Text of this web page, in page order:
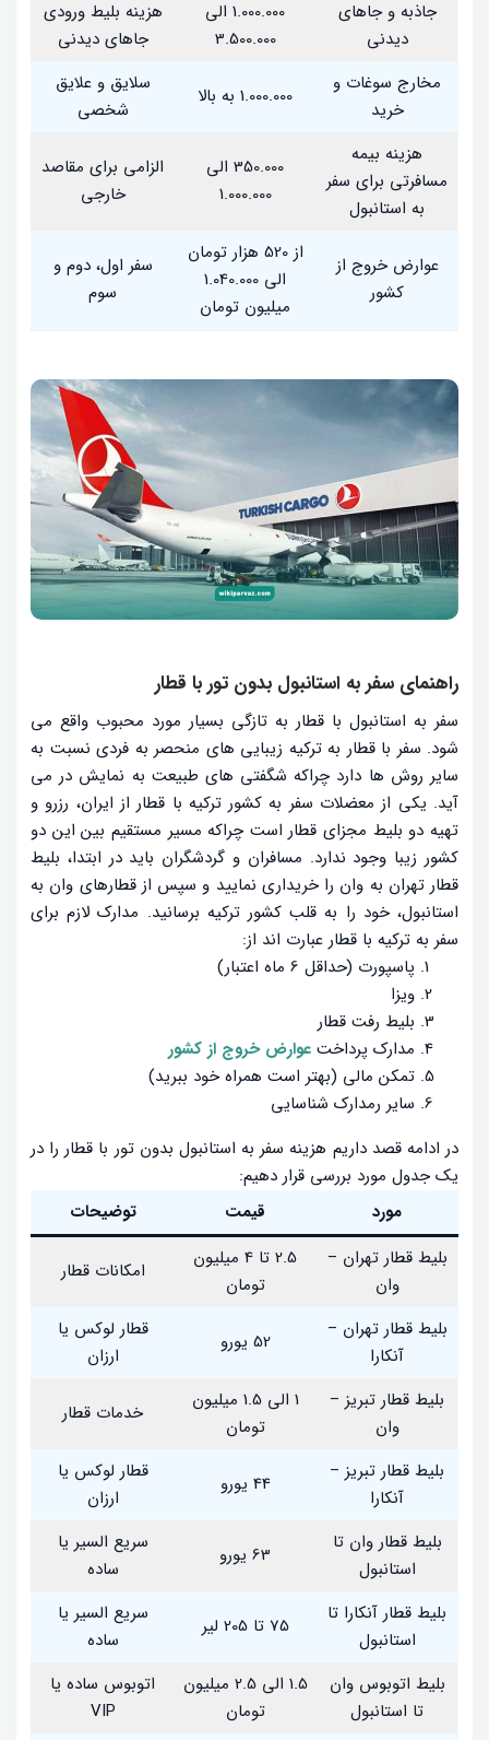
جاذبه و جاهای
دیدنی
1.000.000 الی
3.500.000
هزینه بلیط ورودی
جاهای دیدنی
مخارج سوغات و
خرید
1.000.000 به بالا
سلایق و علایق
شخصی
هزینه بیمه
مسافرتی برای سفر
به استانبول
350.000 الی
1.000.000
الزامی برای مقاصد
خارجی
عوارض خروج از
کشور
از 520 هزار تومان
الی 1.040.000
میلیون تومان
سفر اول، دوم و
سوم
راهنمای سفر به استانبول بدون تور با قطار
سفر به استانبول با قطار به تازگی بسیار مورد محبوب واقع می
شود. سفر با قطار به ترکیه زیبایی های منحصر به فردی نسبت به
سایر روش ها دارد چراکه شگفتی های طبیعت به نمایش در می
آید. یکی از معضلات سفر به کشور ترکیه با قطار از ایران، رزرو و
تهیه دو بلیط مجزای قطار است چراکه مسیر مستقیم بین این دو
کشور زیبا وجود ندارد. مسافران و گردشگران باید در ابتدا، بلیط
قطار تهران به وان را خریداری نمایید و سپس از قطارهای وان به
استانبول، خود را به قلب کشور ترکیه برسانید. مدارک لازم برای
سفر به ترکیه با قطار عبارت اند از:
پاسپورت (حداقل 6 ماه اعتبار)
ویزا
بلیط رفت قطار
مدارک پرداخت عوارض خروج از کشور
تمکن مالی (بهتر است همراه خود ببرید)
سایر رمدارک شناسایی
در ادامه قصد داریم هزینه سفر به استانبول بدون تور با قطار را در
یک جدول مورد بررسی قرار دهیم:
مورد
قیمت
توضیحات
بلیط قطار تهران –
وان
2.5 تا 4 میلیون
تومان
امکانات قطار
بلیط قطار تهران –
آنکارا
52 یورو
قطار لوکس یا
ارزان
بلیط قطار تبریز –
وان
1 الی 1.5 میلیون
تومان
خدمات قطار
بلیط قطار تبریز –
آنکارا
44 یورو
قطار لوکس یا
ارزان
بلیط قطار وان تا
استانبول
63 یورو
سریع السیر یا
ساده
بلیط قطار آنکارا تا
استانبول
75 تا 205 لیر
سریع السیر یا
ساده
بلیط اتوبوس وان
تا استانبول
1.5 الی 2.5 میلیون
تومان
اتوبوس ساده یا
VIP